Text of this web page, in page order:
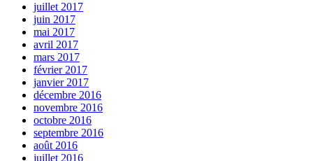
juillet 2017
juin 2017
mai 2017
avril 2017
mars 2017
février 2017
janvier 2017
décembre 2016
novembre 2016
octobre 2016
septembre 2016
août 2016
juillet 2016